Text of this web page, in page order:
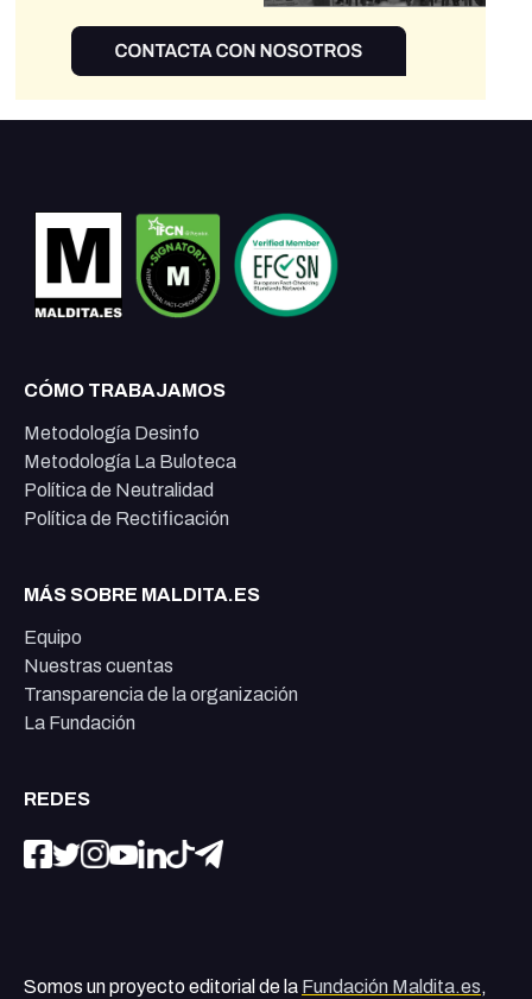
CÓMO TRABAJAMOS
Metodología Desinfo
Metodología La Buloteca
Política de Neutralidad
Política de Rectificación
MÁS SOBRE MALDITA.ES
Equipo
Nuestras cuentas
Transparencia de la organización
La Fundación
REDES
Somos un proyecto editorial de la Fundación Maldita.es,